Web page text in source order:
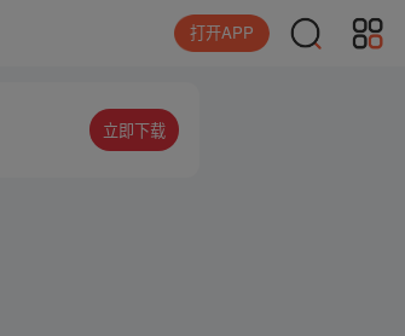
打开APP
立即下载